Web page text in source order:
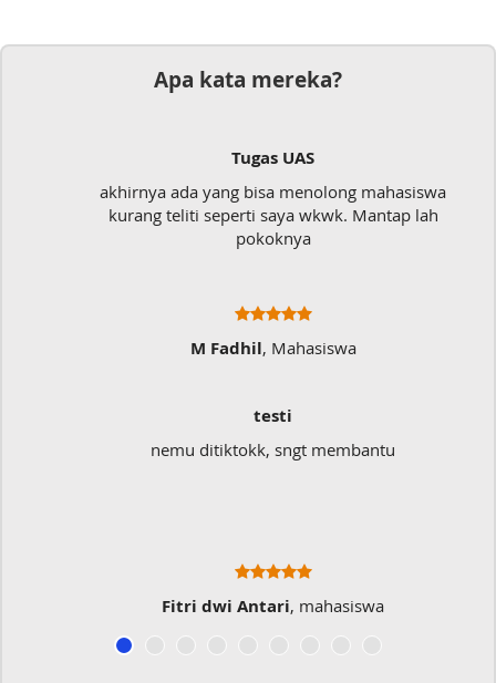
Apa kata mereka?
Tugas UAS
akhirnya ada yang bisa menolong mahasiswa
kurang teliti seperti saya wkwk. Mantap lah
pokoknya
M Fadhil, Mahasiswa
testi
nemu ditiktokk, sngt membantu
Fitri dwi Antari, mahasiswa